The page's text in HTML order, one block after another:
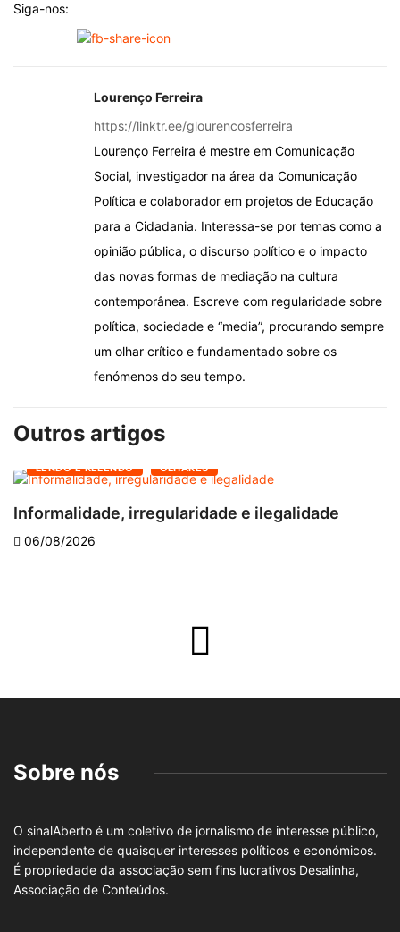
Siga-nos:
Lourenço Ferreira
https://linktr.ee/glourencosferreira
Lourenço Ferreira é mestre em Comunicação
Social, investigador na área da Comunicação
Política e colaborador em projetos de Educação
para a Cidadania. Interessa-se por temas como a
opinião pública, o discurso político e o impacto
das novas formas de mediação na cultura
contemporânea. Escreve com regularidade sobre
política, sociedade e “media”, procurando sempre
um olhar crítico e fundamentado sobre os
fenómenos do seu tempo.
Outros artigos
LENDO E RELENDO OLHARES
Informalidade, irregularidade e ilegalidade
06/08/2026
Sobre nós
O sinalAberto é um coletivo de jornalismo de interesse público,
independente de quaisquer interesses políticos e económicos.
É propriedade da associação sem fins lucrativos Desalinha,
Associação de Conteúdos.